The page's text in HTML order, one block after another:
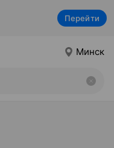
Перейти
Минск